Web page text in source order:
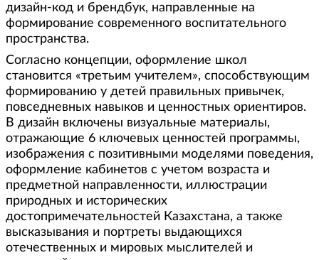
дизайн-код и брендбук, направленные на
формирование современного воспитательного
пространства.
Согласно концепции, оформление школ
становится «третьим учителем», способствующим
формированию у детей правильных привычек,
повседневных навыков и ценностных ориентиров.
В дизайн включены визуальные материалы,
отражающие 6 ключевых ценностей программы,
изображения с позитивными моделями поведения,
оформление кабинетов с учетом возраста и
предметной направленности, иллюстрации
природных и исторических
достопримечательностей Казахстана, а также
высказывания и портреты выдающихся
отечественных и мировых мыслителей и